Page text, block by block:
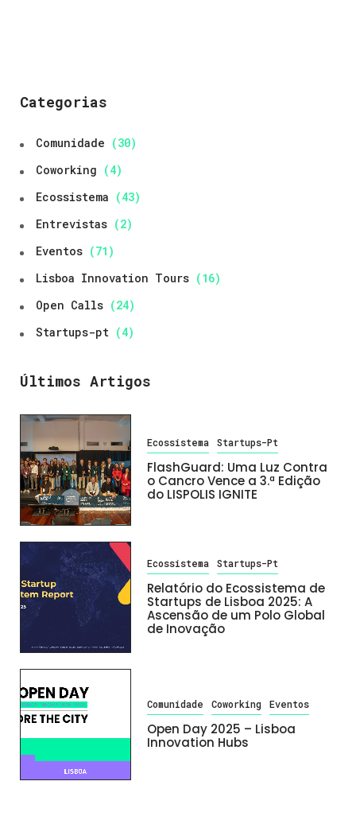
Categorias
Comunidade (30)
Coworking (4)
Ecossistema (43)
Entrevistas (2)
Eventos (71)
Lisboa Innovation Tours (16)
Open Calls (24)
Startups-pt (4)
Últimos Artigos
Ecossistema Startups-Pt
FlashGuard: Uma Luz Contra
o Cancro Vence a 3.ª Edição
do LISPOLIS IGNITE
Ecossistema Startups-Pt
Relatório do Ecossistema de
Startups de Lisboa 2025: A
Ascensão de um Polo Global
de Inovação
Comunidade Coworking Eventos
Open Day 2025 – Lisboa
Innovation Hubs